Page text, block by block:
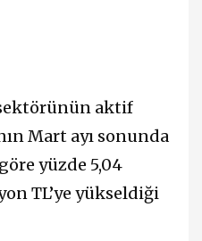
aktif
Mart ayı sonunda
yüzde 5,04
TL’ye yükseldiği